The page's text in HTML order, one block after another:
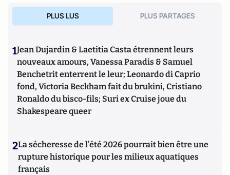
PLUS LUS PLUS PARTAGES
1Jean Dujardin & Laetitia Casta étrennent leurs
nouveaux amours, Vanessa Paradis & Samuel
Benchetrit enterrent le leur; Leonardo di Caprio
fond, Victoria Beckham fait du brukini, Cristiano
Ronaldo du bisco-fils; Suri ex Cruise joue du
Shakespeare queer
2La sécheresse de l’été 2026 pourrait bien être une
rupture historique pour les milieux aquatiques
français